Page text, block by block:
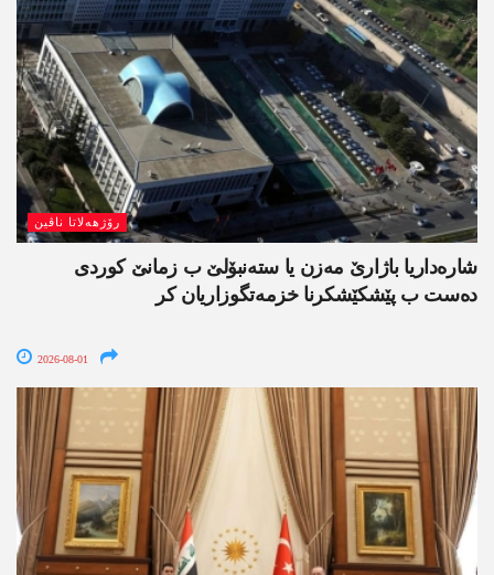
رۆژھەلاتا ناڤین
شارەداریا باژارێ مەزن یا ستەنبۆلێ ب زمانێ کوردی
دەست ب پێشکێشکرنا خزمەتگوزاریان کر
2026-08-01